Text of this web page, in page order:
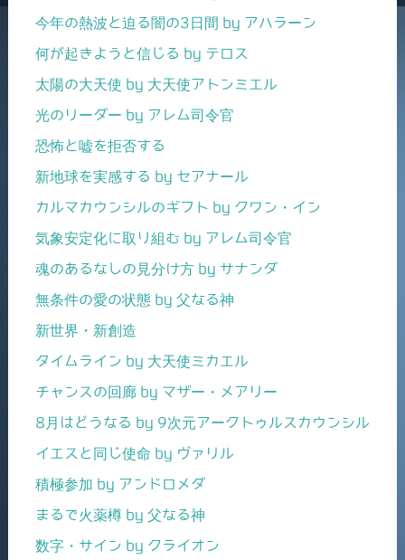
今年の熱波と迫る闇の3日間 by アハラーン
何が起きようと信じる by テロス
太陽の大天使 by 大天使アトンミエル
光のリーダー by アレム司令官
恐怖と嘘を拒否する
新地球を実感する by セアナール
カルマカウンシルのギフト by クワン・イン
気象安定化に取り組む by アレム司令官
魂のあるなしの見分け方 by サナンダ
無条件の愛の状態 by 父なる神
新世界・新創造
タイムライン by 大天使ミカエル
チャンスの回廊 by マザー・メアリー
8月はどうなる by 9次元アークトゥルスカウンシル
イエスと同じ使命 by ヴァリル
積極参加 by アンドロメダ
まるで火薬樽 by 父なる神
数字・サイン by クライオン